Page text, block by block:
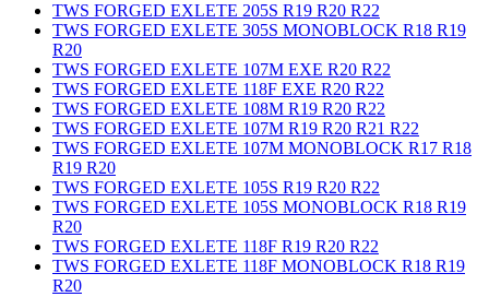
TWS FORGED EXLETE 205S R19 R20 R22
TWS FORGED EXLETE 305S MONOBLOCK R18 R19
R20
TWS FORGED EXLETE 107M EXE R20 R22
TWS FORGED EXLETE 118F EXE R20 R22
TWS FORGED EXLETE 108M R19 R20 R22
TWS FORGED EXLETE 107M R19 R20 R21 R22
TWS FORGED EXLETE 107M MONOBLOCK R17 R18
R19 R20
TWS FORGED EXLETE 105S R19 R20 R22
TWS FORGED EXLETE 105S MONOBLOCK R18 R19
R20
TWS FORGED EXLETE 118F R19 R20 R22
TWS FORGED EXLETE 118F MONOBLOCK R18 R19
R20